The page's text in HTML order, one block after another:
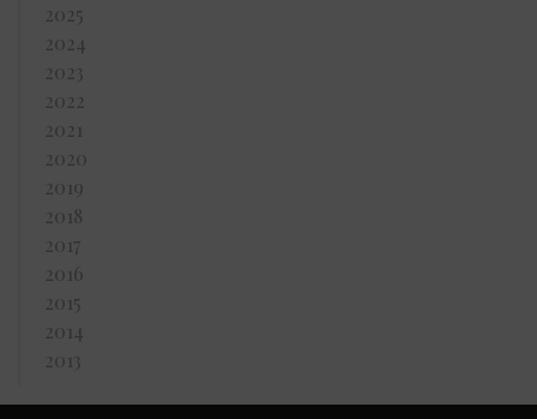
2025
2024
2023
2022
2021
2020
2019
2018
2017
2016
2015
2014
2013